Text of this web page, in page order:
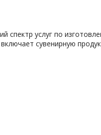
спектр услуг по
сувенирную